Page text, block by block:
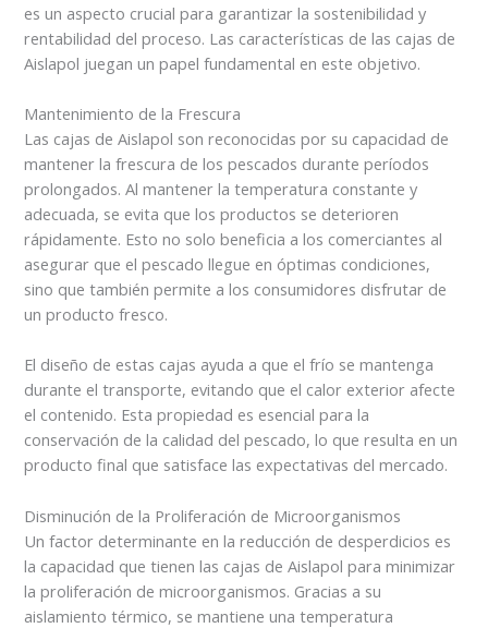
es un aspecto crucial para garantizar la sostenibilidad y
rentabilidad del proceso. Las características de las cajas de
Aislapol juegan un papel fundamental en este objetivo.
Mantenimiento de la Frescura
Las cajas de Aislapol son reconocidas por su capacidad de
mantener la frescura de los pescados durante períodos
prolongados. Al mantener la temperatura constante y
adecuada, se evita que los productos se deterioren
rápidamente. Esto no solo beneficia a los comerciantes al
asegurar que el pescado llegue en óptimas condiciones,
sino que también permite a los consumidores disfrutar de
un producto fresco.
El diseño de estas cajas ayuda a que el frío se mantenga
durante el transporte, evitando que el calor exterior afecte
el contenido. Esta propiedad es esencial para la
conservación de la calidad del pescado, lo que resulta en un
producto final que satisface las expectativas del mercado.
Disminución de la Proliferación de Microorganismos
Un factor determinante en la reducción de desperdicios es
la capacidad que tienen las cajas de Aislapol para minimizar
la proliferación de microorganismos. Gracias a su
aislamiento térmico, se mantiene una temperatura